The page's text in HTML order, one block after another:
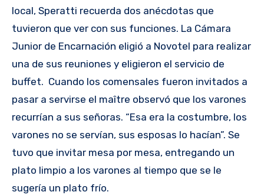
local, Speratti recuerda dos anécdotas que
tuvieron que ver con sus funciones. La Cámara
Junior de Encarnación eligió a Novotel para realizar
una de sus reuniones y eligieron el servicio de
buffet. Cuando los comensales fueron invitados a
pasar a servirse el maître observó que los varones
recurrían a sus señoras. “Esa era la costumbre, los
varones no se servían, sus esposas lo hacían”. Se
tuvo que invitar mesa por mesa, entregando un
plato limpio a los varones al tiempo que se le
sugería un plato frío.